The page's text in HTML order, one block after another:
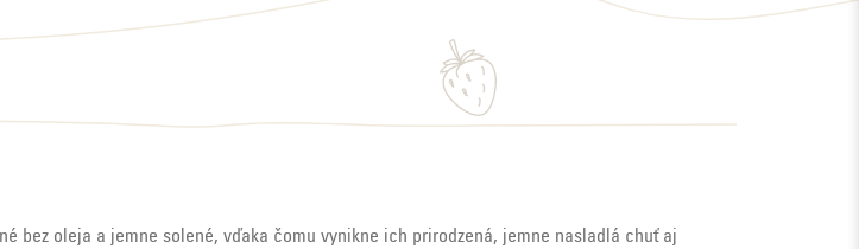
bez oleja a jemne solené, vďaka čomu vynikne ich prirodzená, jemne nasladlá chuť aj